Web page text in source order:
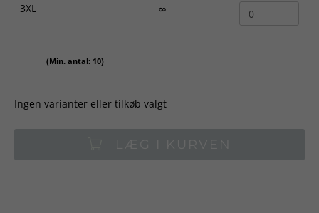
3XL ∞
(Min. antal: 10)
Ingen varianter eller tilkøb valgt